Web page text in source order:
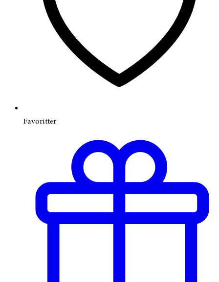
Favoritter